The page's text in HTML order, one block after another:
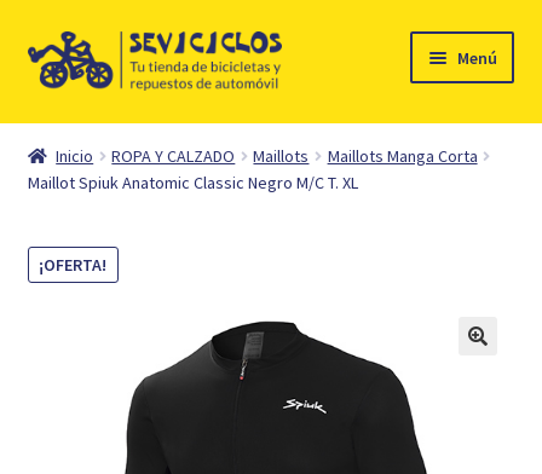
Ir
Ir
al
Menú
Inicio
Ciclismo
Automóvil
Inicio ROPA Y CALZADO Maillots
Maillots Manga Corta
Maillot Spiuk Anatomic Classic Negro M/C T. XL
¡OFERTA!